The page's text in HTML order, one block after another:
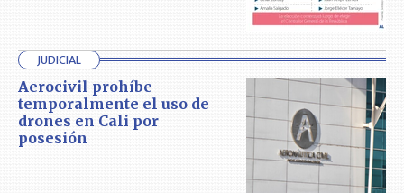
JUDICIAL
Aerocivil prohíbe
temporalmente el uso de
drones en Cali por
posesión